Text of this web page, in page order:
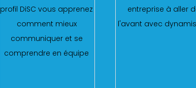
profil DiSC vous apprenez
comment mieux
communiquer et se
comprendre en équipe
entreprise à aller
l'avant avec